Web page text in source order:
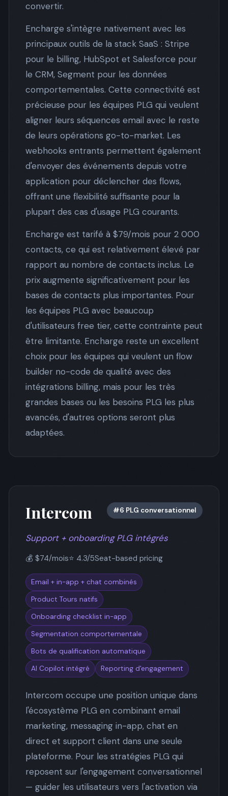
convertir.
Encharge s'intègre nativement avec les
principaux outils de la stack SaaS : Stripe
pour le billing, HubSpot et Salesforce pour
le CRM, Segment pour les données
comportementales. Cette connectivité est
précieuse pour les équipes PLG qui veulent
aligner leurs séquences email avec le reste
de leurs opérations go-to-market. Les
webhooks entrants permettent également
d'envoyer des événements depuis votre
application pour déclencher des flows,
offrant une flexibilité suffisante pour la
plupart des cas d'usage PLG courants.
Encharge est tarifé à $79/mois pour 2 000
contacts, ce qui est relativement élevé par
rapport au nombre de contacts inclus. Le
prix augmente significativement pour les
bases de contacts plus importantes. Pour
les équipes PLG avec beaucoup
d'utilisateurs free tier, cette contrainte peut
être limitante. Encharge reste un excellent
choix pour les équipes qui veulent un flow
builder no-code de qualité avec des
intégrations billing, mais pour les très
grandes bases ou les besoins PLG les plus
avancés, d'autres options seront plus
adaptées.
Intercom #6 PLG conversationnel
Support + onboarding PLG intégrés
💰 $74/mois⭐ 4.3/5Seat-based pricing
Email + in-app + chat combinés
Product Tours natifs
Onboarding checklist in-app
Segmentation comportementale
Bots de qualification automatique
AI Copilot intégré
Reporting d'engagement
Intercom occupe une position unique dans
l'écosystème PLG en combinant email
marketing, messaging in-app, chat en
direct et support client dans une seule
plateforme. Pour les stratégies PLG qui
reposent sur l'engagement conversationnel
— guider les utilisateurs vers l'activation via